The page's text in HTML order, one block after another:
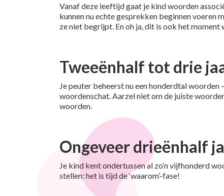
Vanaf deze leeftijd gaat je kind woorden
kunnen nu echte gesprekken beginnen voeren
ze niet begrijpt. En oh ja, dit is ook het moment
Tweeënhalf tot drie
Je peuter beheerst nu een honderdtal
woordenschat. Aarzel niet om de juiste
woorden.
Ongeveer drieënhalf
Je kind kent ondertussen al zo’n vijfhonderd
stellen: het is tijd de ‘waarom’-fase!